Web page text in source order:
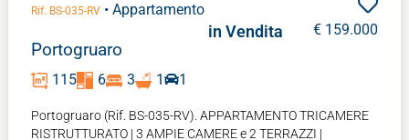
Rif. BS-035-RV • Appartamento
in Vendita
Portogruaro
115 6 3 1 1
€ 159.000
Portogruaro (Rif. BS-035-RV). APPARTAMENTO TRICAMERE
RISTRUTTURATO | 3 AMPIE CAMERE e 2 TERRAZZI |